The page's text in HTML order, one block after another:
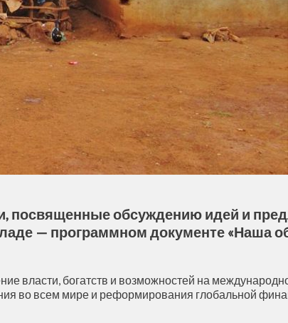
посвященные обсуждению идей и
— программном документе «Наша
власти, богатств и возможностей на
во всем мире и реформирования глобальной